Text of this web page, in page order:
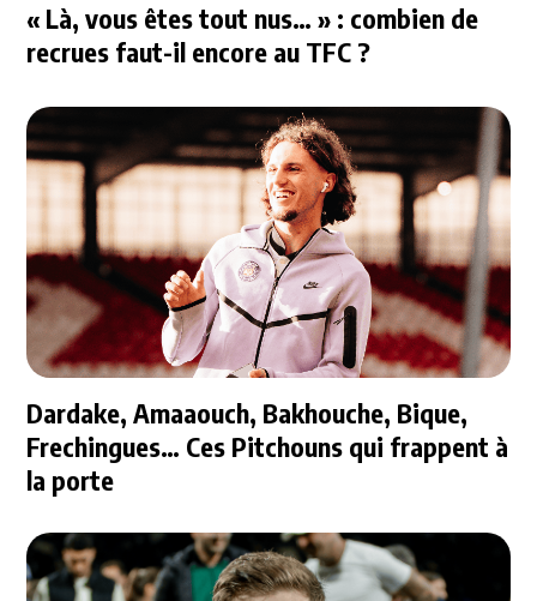
« Là, vous êtes tout nus… » : combien de
recrues faut-il encore au TFC ?
Dardake, Amaaouch, Bakhouche, Bique,
Frechingues… Ces Pitchouns qui frappent à
la porte